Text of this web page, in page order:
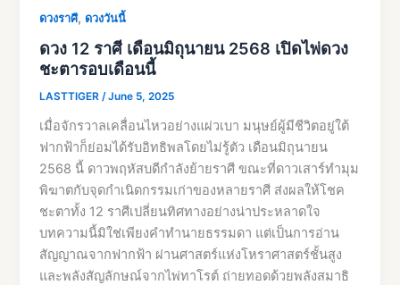
ดวงราศี,ดวงวันนี้
ดวง 12 ราศี เดือนมิถุนายน 2568 เปิดไพ่ดวง
ชะตารอบเดือนนี้
LASTTIGER/June 5, 2025
เมื่อจักรวาลเคลื่อนไหวอย่างแผ่วเบา มนุษย์ผู้มีชีวิตอยู่ใต้
ฟากฟ้าก็ย่อมได้รับอิทธิพลโดยไม่รู้ตัว เดือนมิถุนายน
2568 นี้ ดาวพฤหัสบดีกำลังย้ายราศี ขณะที่ดาวเสาร์ทำมุม
พิฆาตกับจุดกำเนิดกรรมเก่าของหลายราศี ส่งผลให้โชค
ชะตาทั้ง 12 ราศีเปลี่ยนทิศทางอย่างน่าประหลาดใจ
บทความนี้มิใช่เพียงคำทำนายธรรมดา แต่เป็นการอ่าน
สัญญาณจากฟากฟ้า ผ่านศาสตร์แห่งโหราศาสตร์ชั้นสูง
และพลังสัญลักษณ์จากไพ่ทาโรต์ ถ่ายทอดด้วยพลังสมาธิ